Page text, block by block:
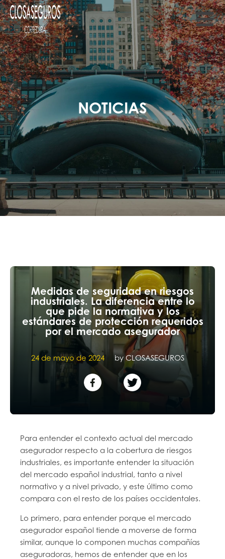
NOTICIAS
Medidas de seguridad en riesgos
industriales. La diferencia entre lo
que pide la normativa y los
estándares de protección requeridos
por el mercado asegurador
24 de mayo de 2024 by CLOSASEGUROS
Para entender el contexto actual del mercado
asegurador respecto a la cobertura de riesgos
industriales, es importante entender la situación
del mercado español industrial, tanto a nivel
normativo y a nivel privado, y este último como
compara con el resto de los países occidentales.
Lo primero, para entender porque el mercado
asegurador español tiende a moverse de forma
similar, aunque lo componen muchas compañías
aseguradoras, hemos de entender que en los